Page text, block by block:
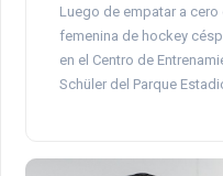
Luego de empatar a
femenina de hockey
en el Centro de
Schüler del Parque